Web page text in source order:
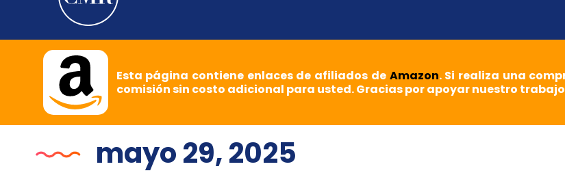
Esta página contiene enlaces de afiliados de Amazon. Si realiza una
comisión sin costo adicional para usted. Gracias por apoyar nuestro
mayo 29, 2025